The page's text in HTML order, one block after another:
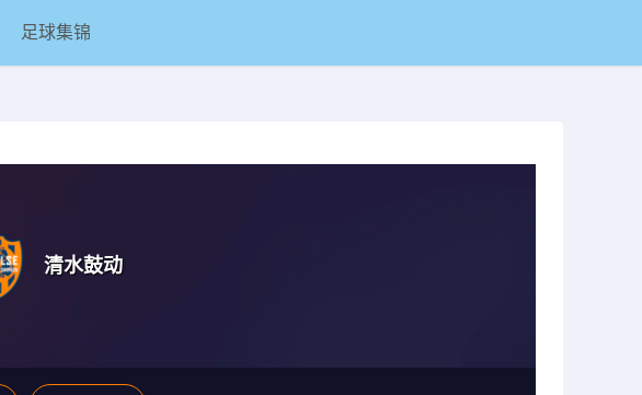
足球集锦
清水鼓动